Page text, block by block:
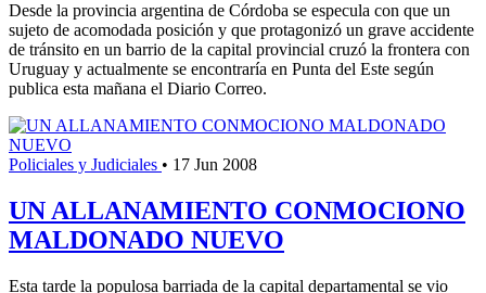
Desde la provincia argentina de Córdoba se especula con que un
sujeto de acomodada posición y que protagonizó un grave accidente
de tránsito en un barrio de la capital provincial cruzó la frontera con
Uruguay y actualmente se encontraría en Punta del Este según
publica esta mañana el Diario Correo.
Policiales y Judiciales • 17 Jun 2008
UN ALLANAMIENTO CONMOCIONO
MALDONADO NUEVO
Esta tarde la populosa barriada de la capital departamental se vio